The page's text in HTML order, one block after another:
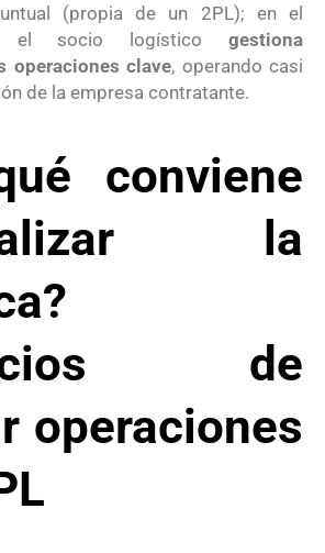
(propia de un 2PL); en el
el socio logístico gestiona
operaciones clave, operando casi
de la empresa contratante.
conviene
la
de
operaciones